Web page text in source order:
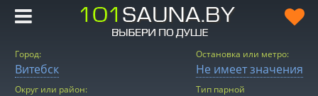
Город:
Витебск
Округ или район:
Остановка или метро:
Не имеет значения
Тип парной